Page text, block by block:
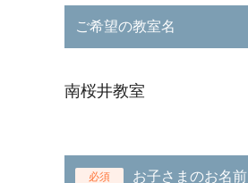
ご希望の教室名
南桜井教室
必須 お子さまのお名前